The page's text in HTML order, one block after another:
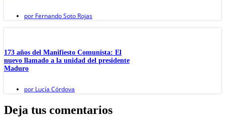
por Fernando Soto Rojas
173 años del Manifiesto Comunista: El
nuevo llamado a la unidad del presidente
Maduro
por Lucía Córdova
Deja tus comentarios